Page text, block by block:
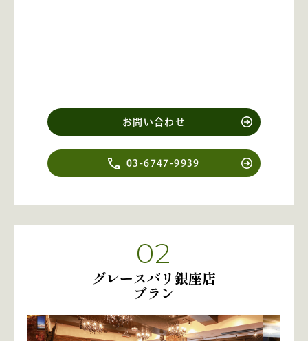
お問い合わせ
03-6747-9939
02
グレースバリ銀座店
ブラン